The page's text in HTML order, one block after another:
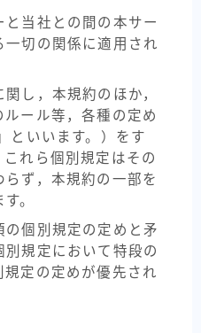
当社との間の本サー
一切の関係に適用され
し，本規約のほか，
ルール等，各種の定め
といいます。）をす
れら個別規定はその
ず，本規約の一部を
。
の個別規定の定めと矛
別規定において特段の
規定の定めが優先され